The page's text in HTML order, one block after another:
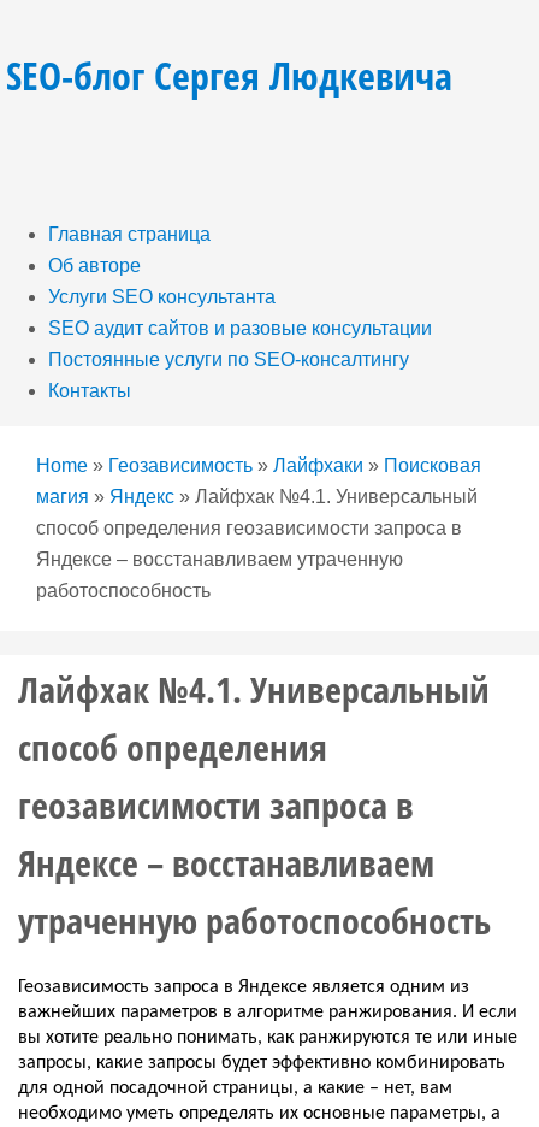
SEO-блог Сергея Людкевича
Главная страница
Об авторе
Услуги SEO консультанта
SEO аудит сайтов и разовые консультации
Постоянные услуги по SEO-консалтингу
Контакты
Home » Геозависимость » Лайфхаки » Поисковая
магия » Яндекс » Лайфхак №4.1. Универсальный
способ определения геозависимости запроса в
Яндексе – восстанавливаем утраченную
работоспособность
Лайфхак №4.1. Универсальный
способ определения
геозависимости запроса в
Яндексе – восстанавливаем
утраченную работоспособность
Геозависимость запроса в Яндексе является одним из
важнейших параметров в алгоритме ранжирования. И если
вы хотите реально понимать, как ранжируются те или иные
запросы, какие запросы будет эффективно комбинировать
для одной посадочной страницы, а какие – нет, вам
необходимо уметь определять их основные параметры, а